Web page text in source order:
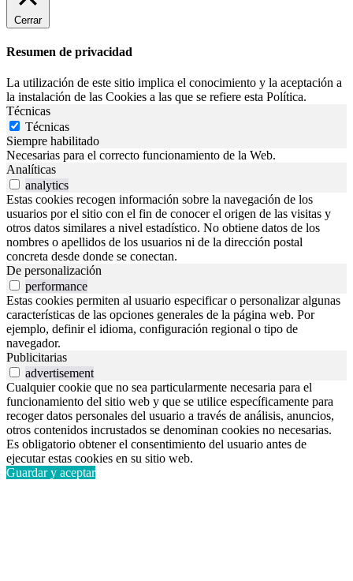
Cerrar
Resumen de privacidad
La utilización de este sitio implica el conocimiento y la aceptación a
la instalación de las Cookies a las que se refiere esta Política.
Técnicas
Técnicas
Siempre habilitado
Necesarias para el correcto funcionamiento de la Web.
Analíticas
analytics
Estas cookies recogen información sobre la navegación de los
usuarios por el sitio con el fin de conocer el origen de las visitas y
otros datos similares a nivel estadístico. No obtiene datos de los
nombres o apellidos de los usuarios ni de la dirección postal
concreta desde donde se conectan.
De personalización
performance
Estas cookies permiten al usuario especificar o personalizar algunas
características de las opciones generales de la página web. Por
ejemplo, definir el idioma, configuración regional o tipo de
navegador.
Publicitarias
advertisement
Cualquier cookie que no sea particularmente necesaria para el
funcionamiento del sitio web y que se utilice específicamente para
recoger datos personales del usuario a través de análisis, anuncios,
otros contenidos incrustados se denominan cookies no necesarias.
Es obligatorio obtener el consentimiento del usuario antes de
ejecutar estas cookies en su sitio web.
Guardar y aceptar